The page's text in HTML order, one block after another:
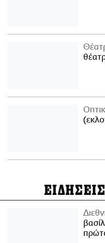
ΕΙΔΗΣΕΙΣ